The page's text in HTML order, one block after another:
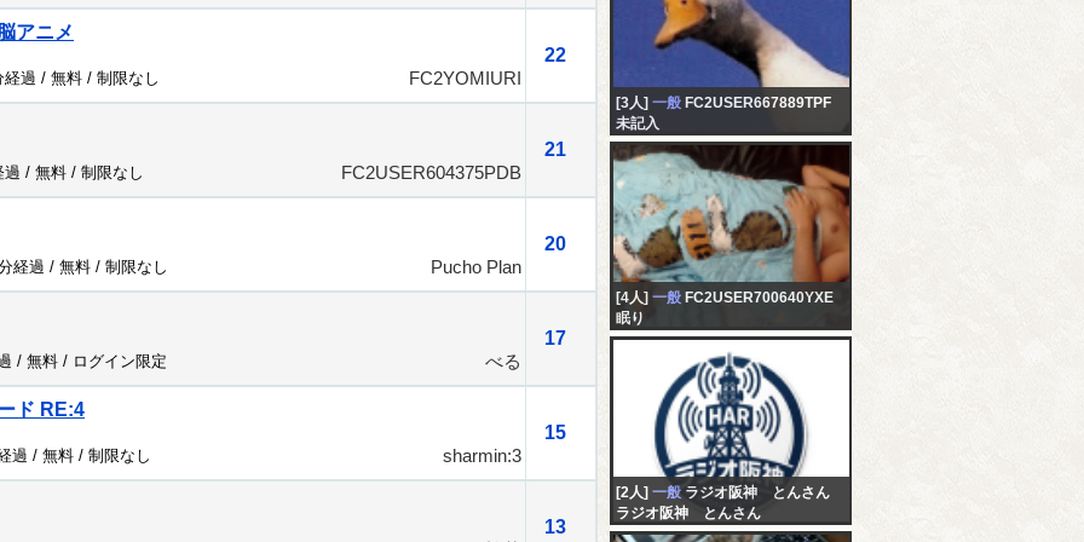
アニメ
22
過 / 無料 / 制限なし FC2YOMIURI
21
過 / 無料 / 制限なし FC2USER604375PDB
20
経過 / 無料 / 制限なし Pucho Plan
17
/ 無料 / ログイン限定 べる
ド RE:4
15
過 / 無料 / 制限なし sharmin:3
13
[3人] 一般 FC2USER667889TPF
未記入
[4人] 一般 FC2USER700640YXE
眠り
[2人] 一般 ラジオ阪神 とんさん
ラジオ阪神 とんさん